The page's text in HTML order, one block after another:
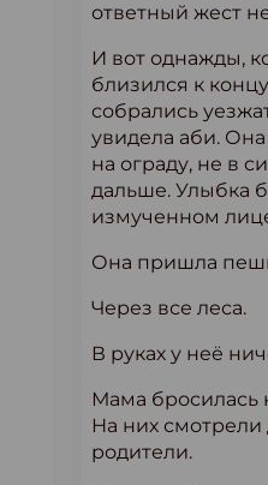
ответный жест
И вот однажды,
близился к
собрались
увидела аби.
на ограду, не в
дальше. Улыбка
измученном
Она пришла
Через все леса.
В руках у неё
Мама бросилась
На них смотрели
родители.